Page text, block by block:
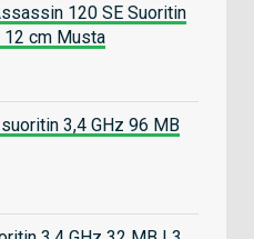
120 SE Suoritin
cm Musta
3,4 GHz 96 MB